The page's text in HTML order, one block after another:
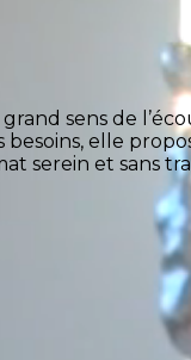
sens de
elle
serein et sans